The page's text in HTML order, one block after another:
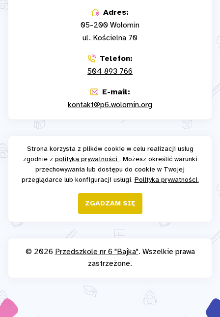
Adres:
05-200 Wołomin
ul. Kościelna 70
Telefon:
504 893 766
E-mail:
kontakt@p6.wolomin.org
Strona korzysta z plików cookie w celu realizacji usług
zgodnie z polityką prywatności . Możesz określić warunki
przechowywania lub dostępu do cookie w Twojej
przeglądarce lub konfiguracji usługi. Polityka prywatności.
ZGADZAM SIĘ
© 2026 Przedszkole nr 6 "Bajka". Wszelkie prawa
zastrzeżone.